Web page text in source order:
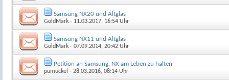
Samsung NX20 und Altglas
GoldMark - 11.03.2017, 16:54 Uhr
Samsung NX11 und Altglas
GoldMark - 07.09.2014, 20:42 Uhr
Petition an Samsung, NX am Leben zu halten
pumuckel - 28.03.2016, 08:14 Uhr